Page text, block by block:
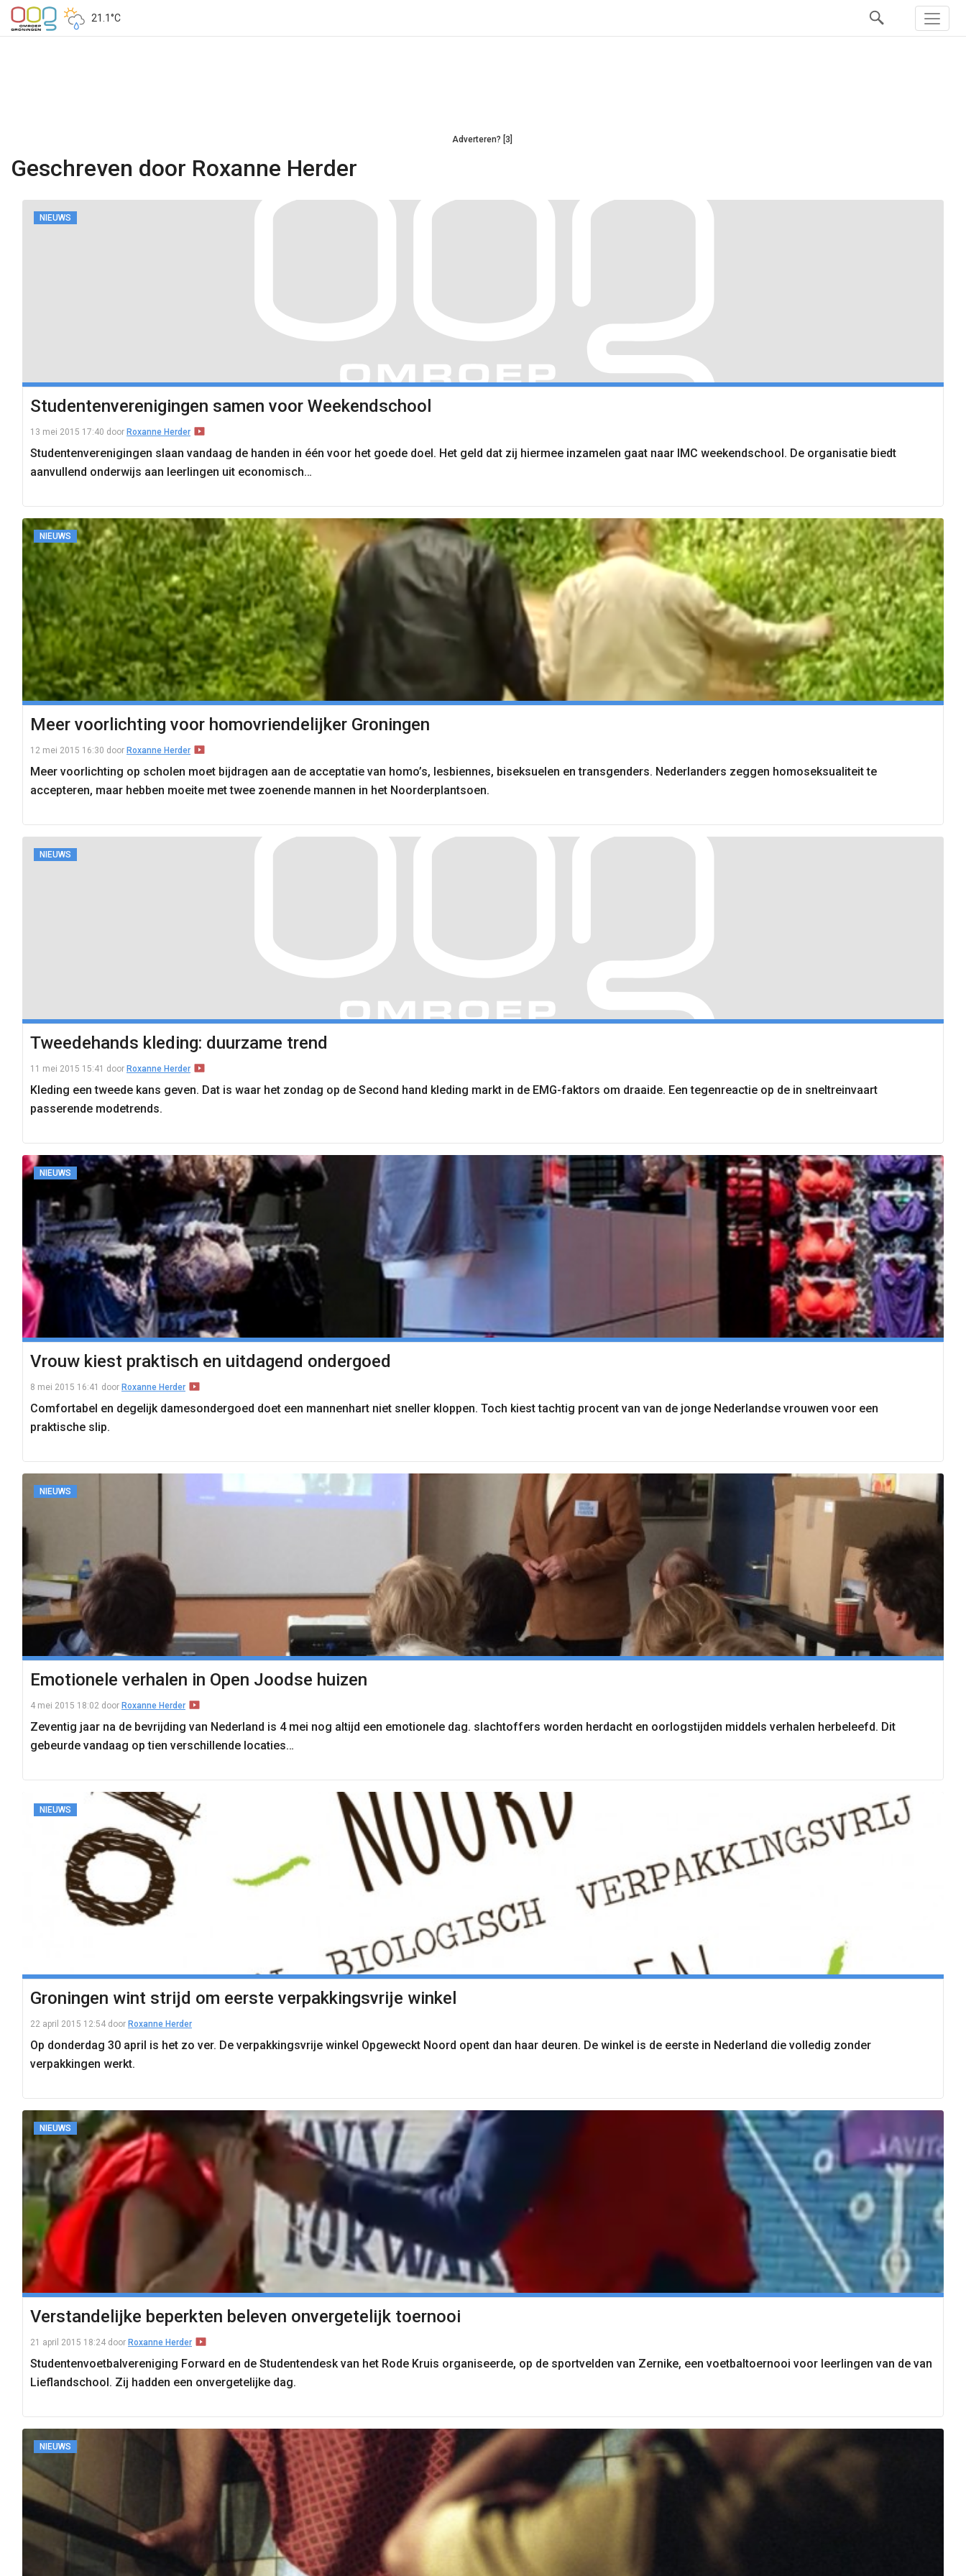
21.1°C
Adverteren? [3]
Geschreven door Roxanne Herder
NIEUWS
Studentenverenigingen samen voor Weekendschool
13 mei 2015 17:40 door Roxanne Herder
Studentenverenigingen slaan vandaag de handen in één voor het goede doel. Het geld dat zij hiermee inzamelen gaat naar IMC weekendschool. De organisatie biedt
aanvullend onderwijs aan leerlingen uit economisch…
NIEUWS
Meer voorlichting voor homovriendelijker Groningen
12 mei 2015 16:30 door Roxanne Herder
Meer voorlichting op scholen moet bijdragen aan de acceptatie van homo’s, lesbiennes, biseksuelen en transgenders. Nederlanders zeggen homoseksualiteit te
accepteren, maar hebben moeite met twee zoenende mannen in het Noorderplantsoen.
NIEUWS
Tweedehands kleding: duurzame trend
11 mei 2015 15:41 door Roxanne Herder
Kleding een tweede kans geven. Dat is waar het zondag op de Second hand kleding markt in de EMG-faktors om draaide. Een tegenreactie op de in sneltreinvaart
passerende modetrends.
NIEUWS
Vrouw kiest praktisch en uitdagend ondergoed
8 mei 2015 16:41 door Roxanne Herder
Comfortabel en degelijk damesondergoed doet een mannenhart niet sneller kloppen. Toch kiest tachtig procent van van de jonge Nederlandse vrouwen voor een
praktische slip.
NIEUWS
Emotionele verhalen in Open Joodse huizen
4 mei 2015 18:02 door Roxanne Herder
Zeventig jaar na de bevrijding van Nederland is 4 mei nog altijd een emotionele dag. slachtoffers worden herdacht en oorlogstijden middels verhalen herbeleefd. Dit
gebeurde vandaag op tien verschillende locaties…
NIEUWS
Groningen wint strijd om eerste verpakkingsvrije winkel
22 april 2015 12:54 door Roxanne Herder
Op donderdag 30 april is het zo ver. De verpakkingsvrije winkel Opgeweckt Noord opent dan haar deuren. De winkel is de eerste in Nederland die volledig zonder
verpakkingen werkt.
NIEUWS
Verstandelijke beperkten beleven onvergetelijk toernooi
21 april 2015 18:24 door Roxanne Herder
Studentenvoetbalvereniging Forward en de Studentendesk van het Rode Kruis organiseerde, op de sportvelden van Zernike, een voetbaltoernooi voor leerlingen van de van
Lieflandschool. Zij hadden een onvergetelijke dag.
NIEUWS